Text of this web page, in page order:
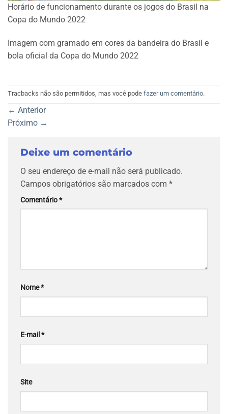
Horário de funcionamento durante os jogos do Brasil na
Copa do Mundo 2022
Imagem com gramado em cores da bandeira do Brasil e
bola oficial da Copa do Mundo 2022
Tracbacks não são permitidos, mas você pode fazer um comentário.
← Anterior
Próximo →
Deixe um comentário
O seu endereço de e-mail não será publicado.
Campos obrigatórios são marcados com *
Comentário*
Nome*
E-mail *
Site